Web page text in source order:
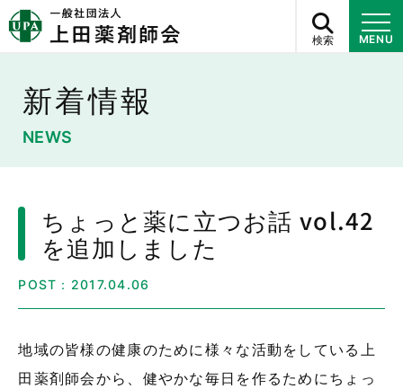
検索 MENU
新着情報
NEWS
ちょっと薬に立つお話 vol.42
を追加しました
POST：2017.04.06
地域の皆様の健康のために様々な活動をしている上
田薬剤師会から、健やかな毎日を作るためにちょっ